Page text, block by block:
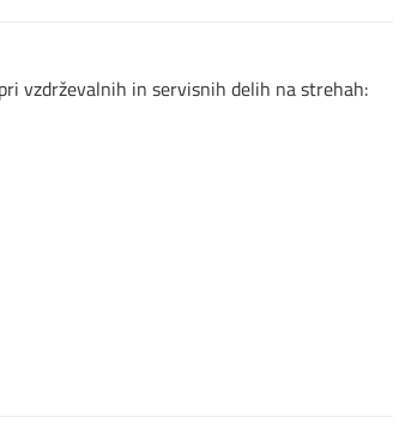
vzdrževalnih in servisnih delih na strehah: